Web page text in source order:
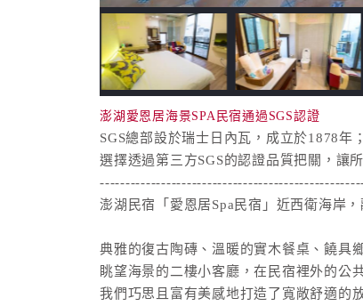
澎湖愛恩居海景SPA民宿通過SGS認證
SGS總部設於瑞士日內瓦，成立於1878年
選擇透過第三方SGS的認證品質把關，讓
澎湖民宿「愛恩居Spa民宿」近西衛海岸，
典雅的復古陶磚、溫暖的實木餐桌、饒具
眺望海景的二樓小客廳，在民宿裡外的公
我們巧思且富有美感地打造了寬敞舒適的